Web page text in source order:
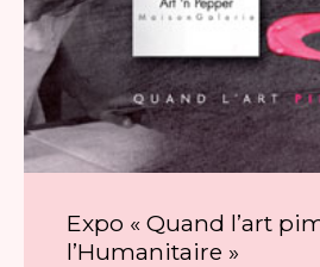
Expo « Quand l’art
l’Humanitaire »